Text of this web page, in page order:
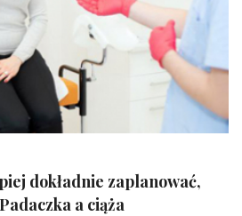
dokładnie zaplanować,
a ciąża